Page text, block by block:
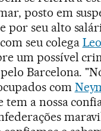
posto em
por seu alto
seu colega
um possível
Barcelona.
com
tem a nossa